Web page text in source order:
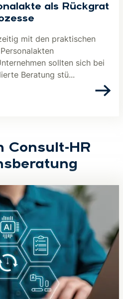
als Rückgrat
mit den praktischen
sollten sich bei
Beratung stü...
Consult-HR